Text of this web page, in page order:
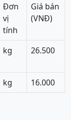
Đơn
vị
tính
Giá bán
(VNĐ)
kg 26.500
kg 16.000